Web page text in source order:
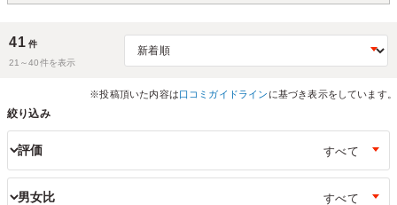
41 件
21～40件を表示
※投稿頂いた内容は口コミガイドライン に基づき表示をしています。
絞り込み
評価
男女比